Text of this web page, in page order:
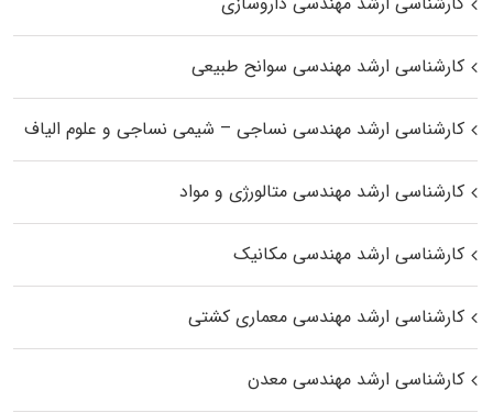
کارشناسی ارشد مهندسی سوانح طبیعی
کارشناسی ارشد مهندسی نساجی – شیمی نساجی و علوم الیاف
کارشناسی ارشد مهندسی متالورژی و مواد
کارشناسی ارشد مهندسی مکانیک
کارشناسی ارشد مهندسی معماری کشتی
کارشناسی ارشد مهندسی معدن